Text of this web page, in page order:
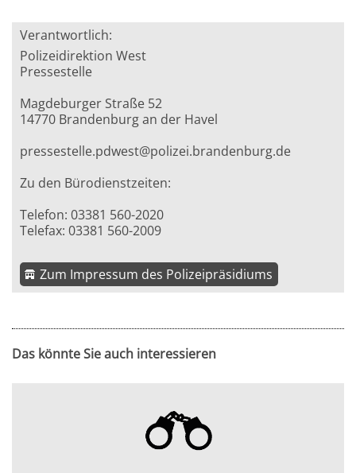
Verantwortlich:
Polizeidirektion West
Pressestelle
Magdeburger Straße 52
14770 Brandenburg an der Havel
pressestelle.pdwest@polizei.brandenburg.de
Zu den Bürodienstzeiten:
Telefon: 03381 560-2020
Telefax: 03381 560-2009
Zum Impressum des Polizeipräsidiums
Das könnte Sie auch interessieren